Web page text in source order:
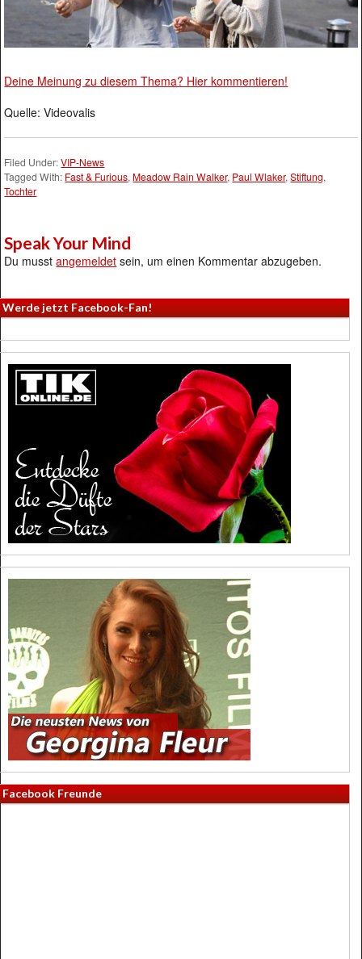
Deine Meinung zu diesem Thema? Hier kommentieren!
Quelle: Videovalis
Filed Under:VIP-News
Tagged With: Fast & Furious, Meadow Rain Walker, Paul Wlaker,Stiftung,
Tochter
Speak Your Mind
Du musstangemeldet sein, um einen Kommentar abzugeben.
Werde jetzt Facebook-Fan!
Facebook Freunde